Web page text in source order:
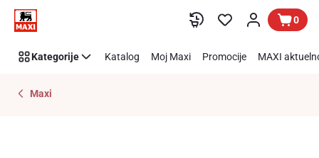
Preskoči link 0
Kategorije Katalog Moj Maxi Promocije MAXI
Maxi